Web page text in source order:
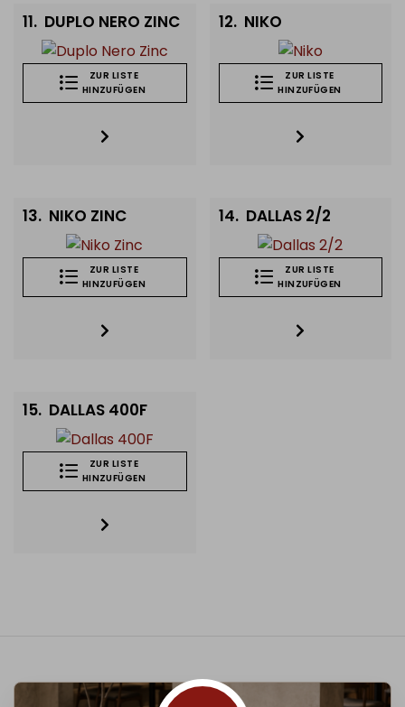
11. DUPLO NERO ZINC
ZUR LISTE
HINZUFÜGEN
12. NIKO
ZUR LISTE
HINZUFÜGEN
13. NIKO ZINC
ZUR LISTE
HINZUFÜGEN
14. DALLAS 2/2
ZUR LISTE
HINZUFÜGEN
15. DALLAS 400F
ZUR LISTE
HINZUFÜGEN